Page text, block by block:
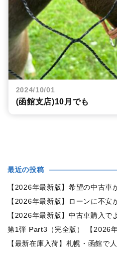
2024/10/01
(函館支店)10月でも
最近の投稿